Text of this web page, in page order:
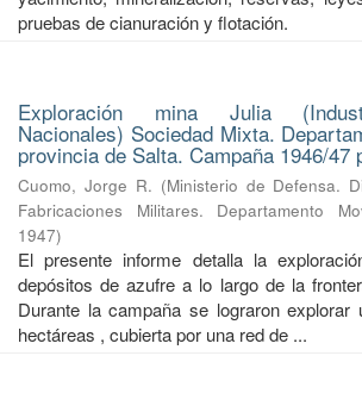
pruebas de cianuración y flotación.
Exploración mina Julia
Nacionales) Sociedad Mixta.
provincia de Salta. Campaña 1946/47
Cuomo, Jorge R. (Ministerio de Defensa.
Fabricaciones Militares. Departamento
1947)
El presente informe detalla la
depósitos de azufre a lo largo de la
Durante la campaña se lograron
hectáreas , cubierta por una red de ...